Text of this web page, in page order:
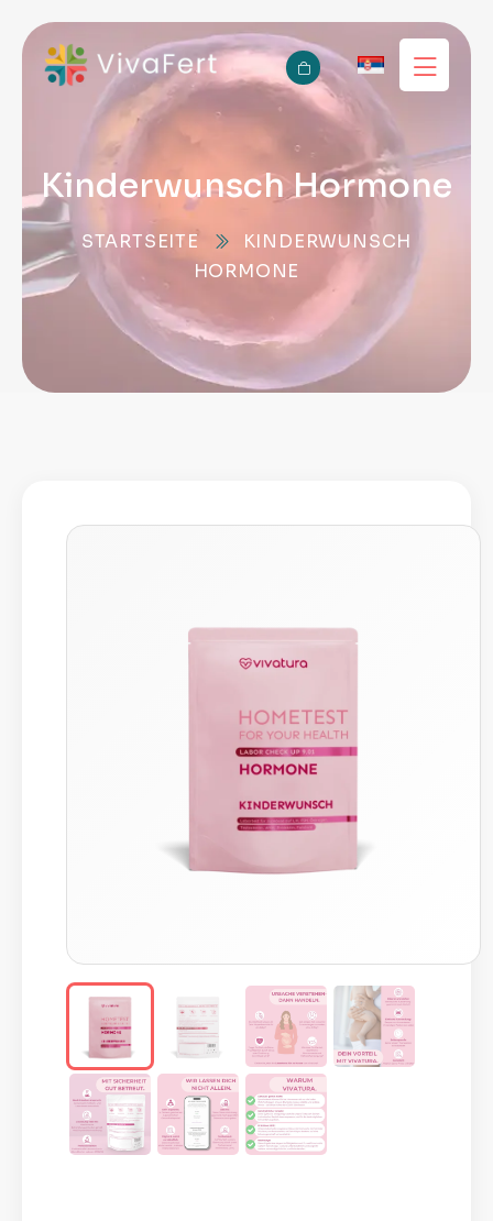
Kinderwunsch Hormone
STARTSEITE
KINDERWUNSCH
HORMONE